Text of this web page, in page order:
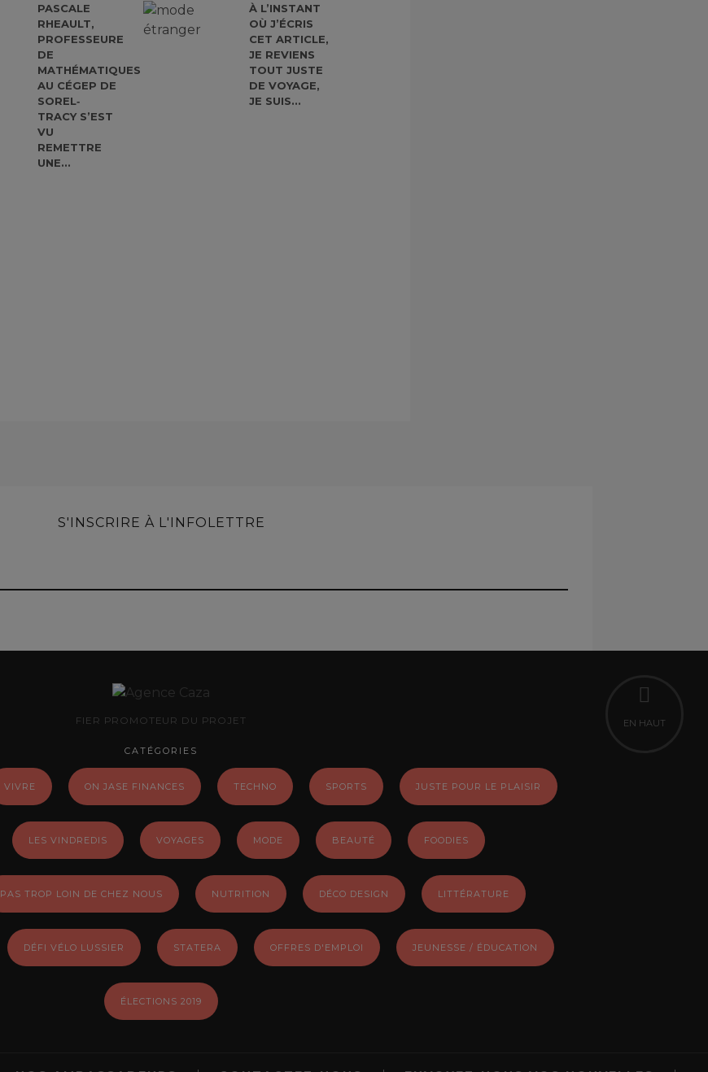
PASCALE
RHEAULT,
PROFESSEURE
DE
MATHÉMATIQUES
AU CÉGEP DE
SOREL‐
TRACY S’EST
VU
REMETTRE
UNE...
À L’INSTANT
OÙ J’ÉCRIS
CET ARTICLE,
JE REVIENS
TOUT JUSTE
DE VOYAGE,
JE SUIS...
S'INSCRIRE À L'INFOLETTRE
EN HAUT
FIER PROMOTEUR DU PROJET
CATÉGORIES
VIVRE ON JASE FINANCES TECHNO SPORTS JUSTE POUR LE PLAISIR
LES VINDREDIS VOYAGES MODE BEAUTÉ FOODIES
PAS TROP LOIN DE CHEZ NOUS NUTRITION DÉCO DESIGN LITTÉRATURE
DÉFI VÉLO LUSSIER STATERA OFFRES D'EMPLOI JEUNESSE / ÉDUCATION
ÉLECTIONS 2019